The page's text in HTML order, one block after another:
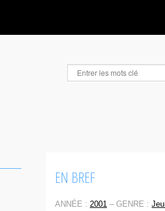
EN BREF
ANNÉE : 2001 – GENRE :